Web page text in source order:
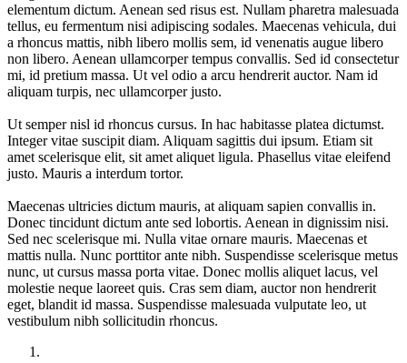
elementum dictum. Aenean sed risus est. Nullam pharetra malesuada
tellus, eu fermentum nisi adipiscing sodales. Maecenas vehicula, dui
a rhoncus mattis, nibh libero mollis sem, id venenatis augue libero
non libero. Aenean ullamcorper tempus convallis. Sed id consectetur
mi, id pretium massa. Ut vel odio a arcu hendrerit auctor. Nam id
aliquam turpis, nec ullamcorper justo.
Ut semper nisl id rhoncus cursus. In hac habitasse platea dictumst.
Integer vitae suscipit diam. Aliquam sagittis dui ipsum. Etiam sit
amet scelerisque elit, sit amet aliquet ligula. Phasellus vitae eleifend
justo. Mauris a interdum tortor.
Maecenas ultricies dictum mauris, at aliquam sapien convallis in.
Donec tincidunt dictum ante sed lobortis. Aenean in dignissim nisi.
Sed nec scelerisque mi. Nulla vitae ornare mauris. Maecenas et
mattis nulla. Nunc porttitor ante nibh. Suspendisse scelerisque metus
nunc, ut cursus massa porta vitae. Donec mollis aliquet lacus, vel
molestie neque laoreet quis. Cras sem diam, auctor non hendrerit
eget, blandit id massa. Suspendisse malesuada vulputate leo, ut
vestibulum nibh sollicitudin rhoncus.